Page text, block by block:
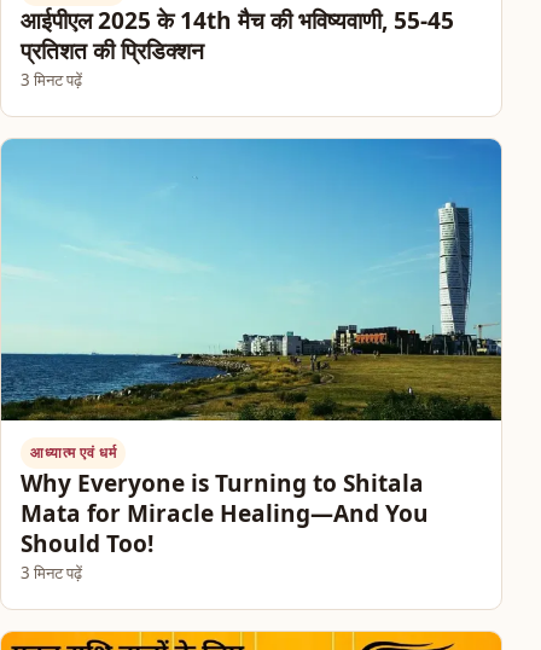
आईपीएल 2025 के 14th मैच की भविष्यवाणी, 55-45
प्रतिशत की प्रिडिक्शन
3 मिनट पढ़ें
आध्यात्म एवं धर्म
Why Everyone is Turning to Shitala
Mata for Miracle Healing—And You
Should Too!
3 मिनट पढ़ें